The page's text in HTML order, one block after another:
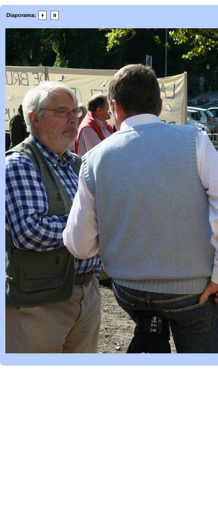
Diaporama: